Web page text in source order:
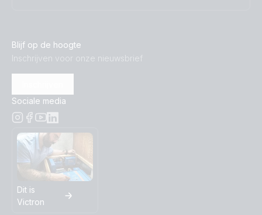
Blijf op de hoogte
Inschrijven voor onze nieuwsbrief
Sociale media
Dit is
Victron